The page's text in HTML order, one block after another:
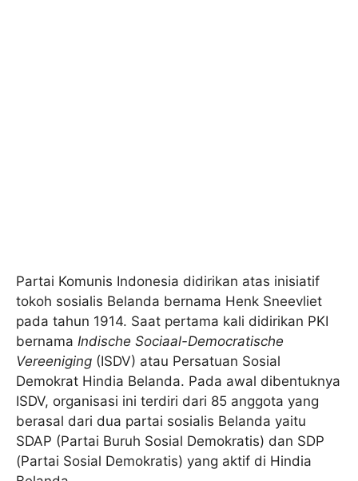
Partai Komunis Indonesia didirikan atas inisiatif
tokoh sosialis Belanda bernama Henk Sneevliet
pada tahun 1914. Saat pertama kali didirikan PKI
bernama Indische Sociaal-Democratische
Vereeniging (ISDV) atau Persatuan Sosial
Demokrat Hindia Belanda. Pada awal dibentuknya
ISDV, organisasi ini terdiri dari 85 anggota yang
berasal dari dua partai sosialis Belanda yaitu
SDAP (Partai Buruh Sosial Demokratis) dan SDP
(Partai Sosial Demokratis) yang aktif di Hindia